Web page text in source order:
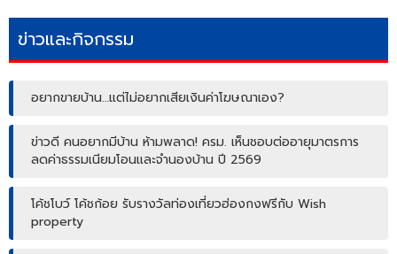
ข่าวและกิจกรรม
อยากขายบ้าน…แต่ไม่อยากเสียเงินค่าโฆษณาเอง?
ข่าวดี คนอยากมีบ้าน ห้ามพลาด! ครม. เห็นชอบต่ออายุมาตรการ
ลดค่าธรรมเนียมโอนและจำนองบ้าน ปี 2569
โค้ชโบว์ โค้ชก้อย รับรางวัลท่องเที่ยวฮ่องกงฟรีกับ Wish
property